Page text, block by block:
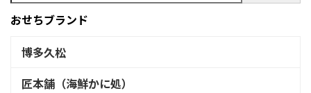
おせちブランド
博多久松
匠本舗（海鮮かに処）